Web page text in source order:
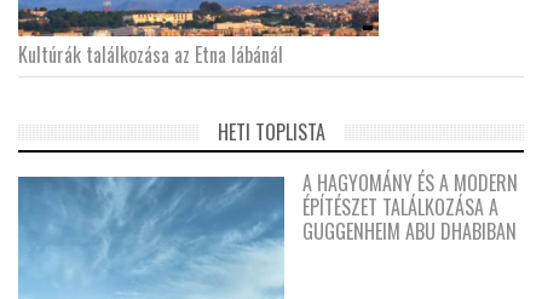
Kultúrák találkozása az Etna lábánál
HETI TOPLISTA
A HAGYOMÁNY ÉS A MODERN
ÉPÍTÉSZET TALÁLKOZÁSA A
GUGGENHEIM ABU DHABIBAN